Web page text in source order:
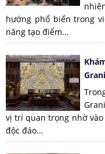
hướng phổ biến trong
năng tạo điểm...
vị trí quan trọng nhờ
độc đáo...